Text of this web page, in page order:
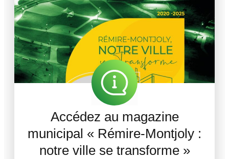
Accédez au magazine
municipal « Rémire-Montjoly :
notre ville se transforme »